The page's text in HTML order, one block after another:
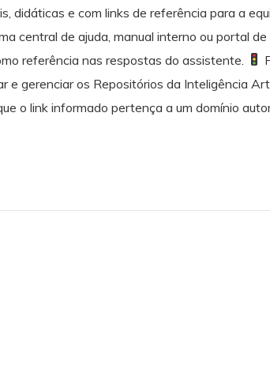
didáticas e com links de referência para a
central de ajuda, manual interno ou portal
referência nas respostas do assistente.
e gerenciar os Repositórios da Inteligência
o link informado pertença a um domínio